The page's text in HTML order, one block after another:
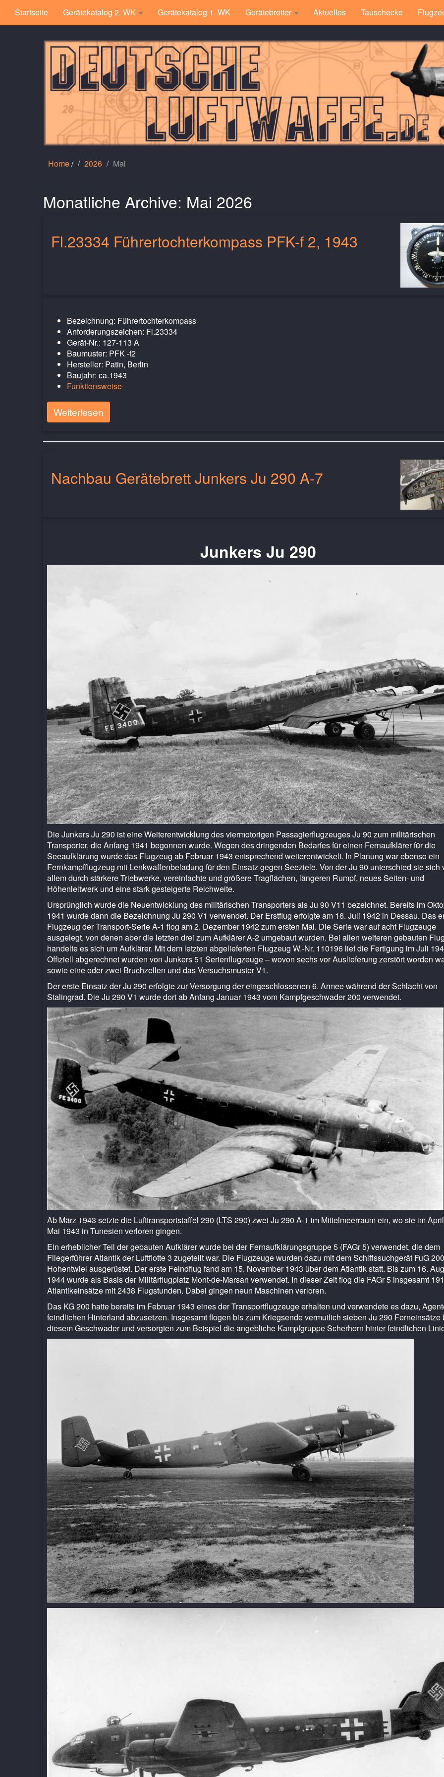
Startseite Gerätekatalog 2. WK Gerätekatalog 1. WK Gerätebretter Aktuelles Tauschecke
Home/ 2026 Mai
Monatliche Archive: Mai 2026
Fl.23334 Führertochterkompass PFK-f 2, 1943
Bezeichnung: Führertochterkompass
Anforderungszeichen: Fl.23334
Gerät-Nr.: 127-113 A
Baumuster: PFK -f2
Hersteller: Patin, Berlin
Baujahr: ca.1943
Funktionsweise
Weiterlesen
Nachbau Gerätebrett Junkers Ju 290 A-7
Junkers Ju 290
Die Junkers Ju 290 ist eine Weiterentwicklung des viermotorigen Passagierflugzeuges Ju 90 zum militärischen
Transporter, die Anfang 1941 begonnen wurde. Wegen des dringenden Bedarfes für einen Fernaufklärer für die
Seeaufklärung wurde das Flugzeug ab Februar 1943 entsprechend weiterentwickelt. In Planung war ebenso ein
Fernkampfflugzeug mit Lenkwaffenbeladung für den Einsatz gegen Seeziele. Von der Ju 90 unterschied sie sich
allem durch stärkere Triebwerke, vereinfachte und größere Tragflächen, längeren Rumpf, neues Seiten- und
Höhenleitwerk und eine stark gesteigerte Reichweite.
Ursprünglich wurde die Neuentwicklung des militärischen Transporters als Ju 90 V11 bezeichnet. Bereits im
1941 wurde dann die Bezeichnung Ju 290 V1 verwendet. Der Erstflug erfolgte am 16. Juli 1942 in Dessau. Das
Flugzeug der Transport-Serie A-1 flog am 2. Dezember 1942 zum ersten Mal. Die Serie war auf acht Flugzeuge
ausgelegt, von denen aber die letzten drei zum Aufklärer A-2 umgebaut wurden. Bei allen weiteren gebauten
handelte es sich um Aufklärer. Mit dem letzten abgelieferten Flugzeug W.-Nr. 110196 lief die Fertigung im Juli
Offiziell abgerechnet wurden von Junkers 51 Serienflugzeuge – wovon sechs vor Auslieferung zerstört worden
sowie eine oder zwei Bruchzellen und das Versuchsmuster V1.
Der erste Einsatz der Ju 290 erfolgte zur Versorgung der eingeschlossenen 6. Armee während der Schlacht von
Stalingrad. Die Ju 290 V1 wurde dort ab Anfang Januar 1943 vom Kampfgeschwader 200 verwendet.
Ab März 1943 setzte die Lufttransportstaffel 290 (LTS 290) zwei Ju 290 A-1 im Mittelmeerraum ein, wo sie im
Mai 1943 in Tunesien verloren gingen.
Ein erheblicher Teil der gebauten Aufklärer wurde bei der Fernaufklärungsgruppe 5 (FAGr 5) verwendet, die dem
Fliegerführer Atlantik der Luftflotte 3 zugeteilt war. Die Flugzeuge wurden dazu mit dem Schiffssuchgerät FuG 200
Hohentwiel ausgerüstet. Der erste Feindflug fand am 15. November 1943 über dem Atlantik statt. Bis zum 16.
1944 wurde als Basis der Militärflugplatz Mont-de-Marsan verwendet. In dieser Zeit flog die FAGr 5 insgesamt 191
Atlantikeinsätze mit 2438 Flugstunden. Dabei gingen neun Maschinen verloren.
Das KG 200 hatte bereits im Februar 1943 eines der Transportflugzeuge erhalten und verwendete es dazu,
feindlichen Hinterland abzusetzen. Insgesamt flogen bis zum Kriegsende vermutlich sieben Ju 290 Ferneinsätze
diesem Geschwader und versorgten zum Beispiel die angebliche Kampfgruppe Scherhorn hinter feindlichen